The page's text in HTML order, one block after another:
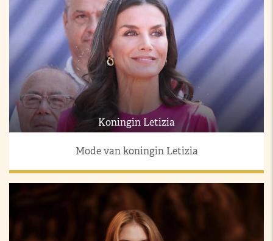
Koningin Letizia
Mode van koningin Letizia